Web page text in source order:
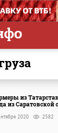
из
из Саратовской
2020 2582